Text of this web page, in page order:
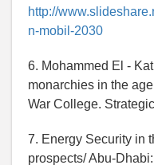
http://
n-mobil-2030
6. Mohammed El -
monarchies in the
War College.
7. Energy Security in
prospects/ Abu-